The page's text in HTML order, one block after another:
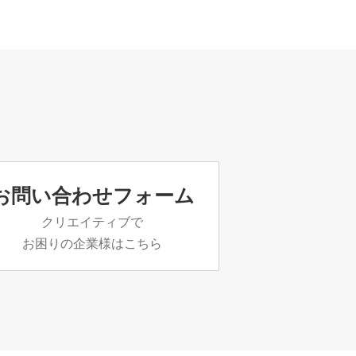
問い合わせフォーム
クリエイティブで
お困りの企業様はこちら